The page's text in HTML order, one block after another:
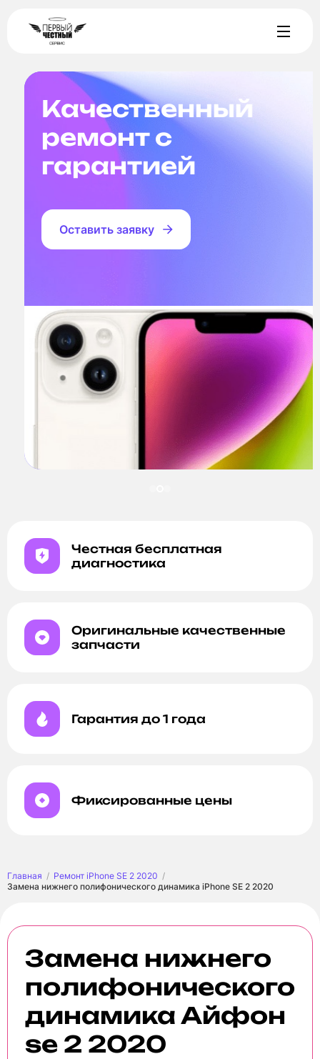
Честная бесплатная
диагностика
Оригинальные качественные
запчасти
Гарантия до 1 года
Фиксированные цены
Качественный
ремонт с
гарантией
Оставить заявку
Главная
Ремонт iPhone SE 2 2020
Замена нижнего полифонического динамика iPhone SE 2 2020
Замена нижнего
полифонического
динамика Айфон
se 2 2020